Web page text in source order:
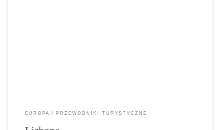
EUROPA PRZEWODNIKI TURYSTYCZNE